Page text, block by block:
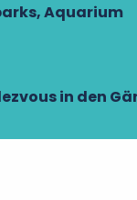
Aquarium
in den